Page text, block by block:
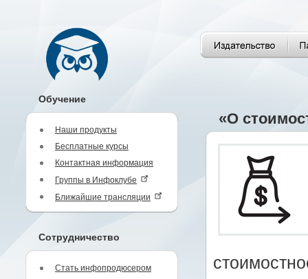
Обучение
Наши продукты
Бесплатные курсы
Контактная информация
Группы в Инфоклубе
Ближайшие трансляции
Сотрудничество
Стать инфопродюсером
«О